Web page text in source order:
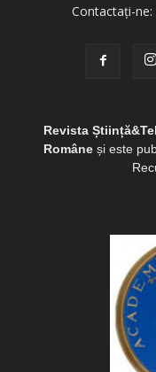
Contactați-ne:
Revista
Româneși este